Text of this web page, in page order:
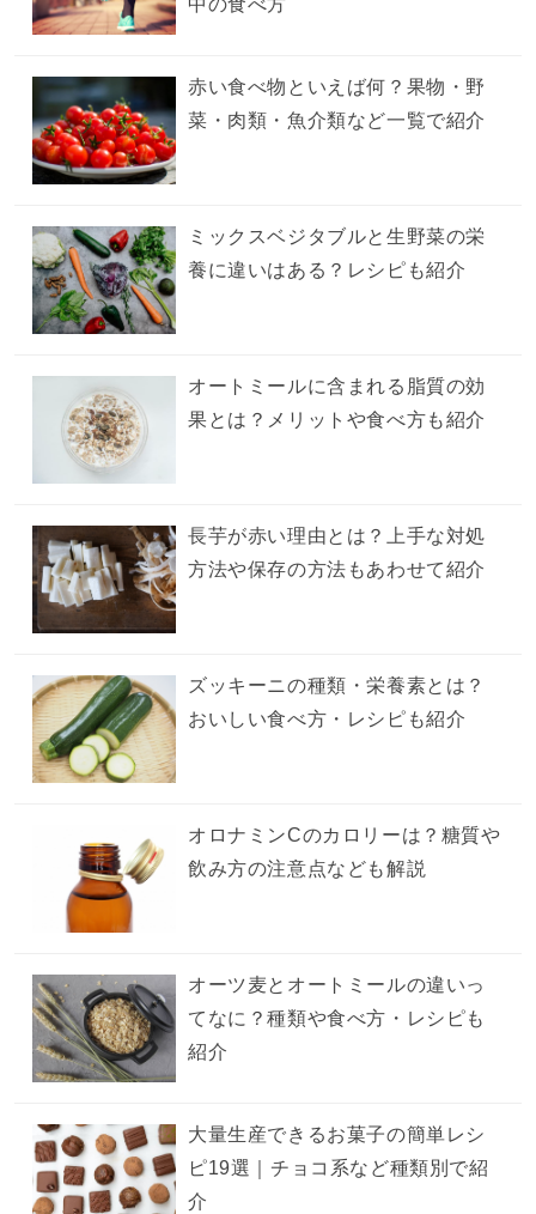
中の食べ方
赤い食べ物といえば何？果物・野
菜・肉類・魚介類など一覧で紹介
ミックスベジタブルと生野菜の栄
養に違いはある？レシピも紹介
オートミールに含まれる脂質の効
果とは？メリットや食べ方も紹介
長芋が赤い理由とは？上手な対処
方法や保存の方法もあわせて紹介
ズッキーニの種類・栄養素とは？
おいしい食べ方・レシピも紹介
オロナミンCのカロリーは？糖質や
飲み方の注意点なども解説
オーツ麦とオートミールの違いっ
てなに？種類や食べ方・レシピも
紹介
大量生産できるお菓子の簡単レシ
ピ19選｜チョコ系など種類別で紹
介